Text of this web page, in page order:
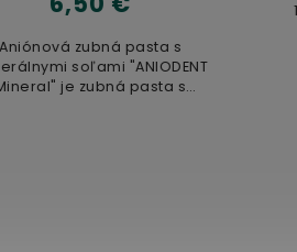
100% prírodný nefiltrovaný
ocot, vyrobený z
kvasených v drevených
Nepasterizovaný
500ml